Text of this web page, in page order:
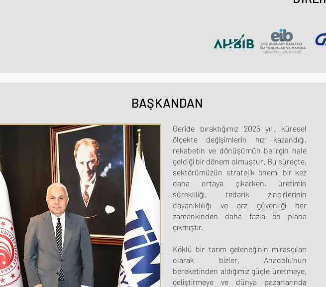
BAŞKANDAN
Geride bıraktığımız 2025 yılı, küresel
ölçekte değişimlerin hız kazandığı,
rekabetin ve dönüşümün belirgin hale
geldiği bir dönem olmuştur. Bu süreçte,
sektörümüzün stratejik önemi bir kez
daha ortaya çıkarken, üretimin
sürekliliği, tedarik zincirlerinin
dayanıklılığı ve arz güvenliği her
zamankinden daha fazla ön plana
çıkmıştır.
Köklü bir tarım geleneğinin mirasçıları
olarak bizler, Anadolu’nun
bereketinden aldığımız güçle üretmeye,
geliştirmeye ve dünya pazarlarında